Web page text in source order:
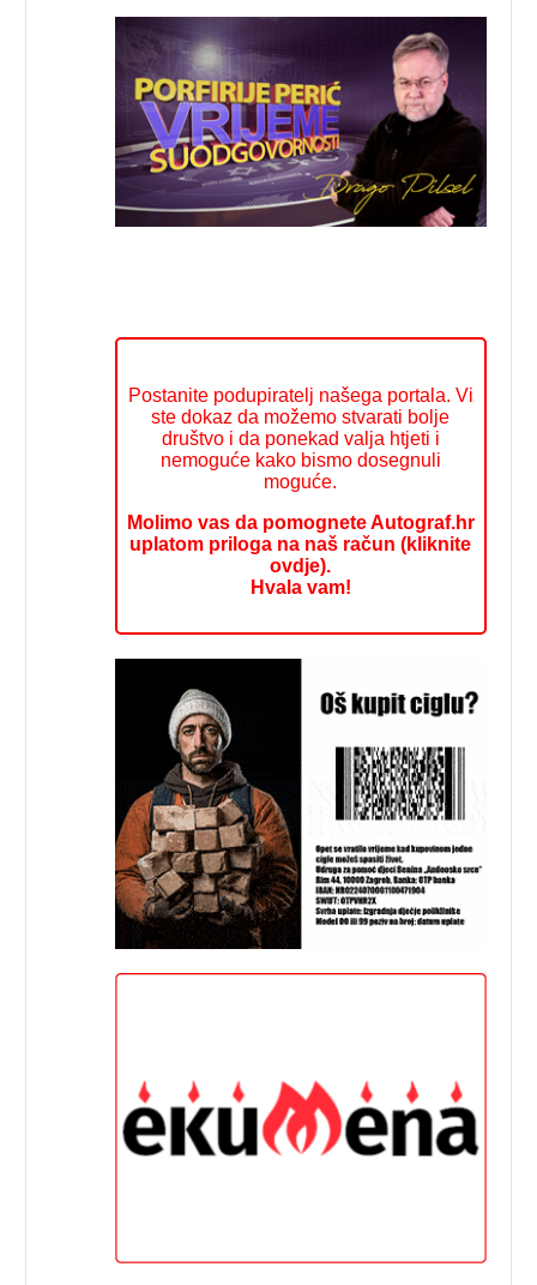
Postanite podupiratelj našega portala. Vi
ste dokaz da možemo stvarati bolje
društvo i da ponekad valja htjeti i
nemoguće kako bismo dosegnuli
moguće.
Molimo vas da pomognete Autograf.hr
uplatom priloga na naš račun (kliknite
ovdje).
Hvala vam!